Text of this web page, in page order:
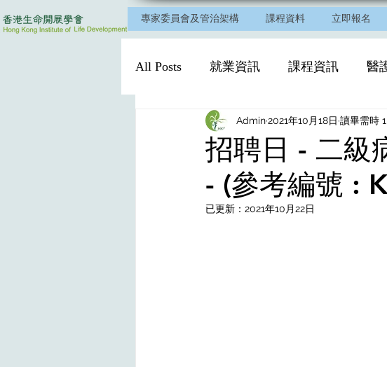
專家委員會及管治架構 課程資料 立即報名
All Posts 就業資訊 課程資訊 醫
招聘日 - 二級
- (參考編號 :
Admin2021年10月18日 讀畢需時
已更新： 2021年10月22日